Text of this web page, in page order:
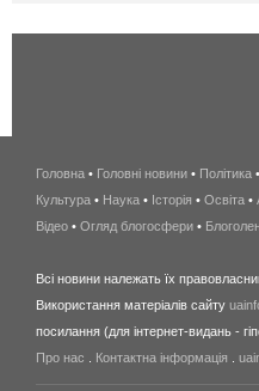
Головна • Головні новини • Політика •
Культура • Наука • Історія • Освіта •
Відео • Огляд блогосфери •
Всі новини належать їх
Використання матеріалів сайту
посилання (для інтернет-видань -
Про нас
Контактна інформація